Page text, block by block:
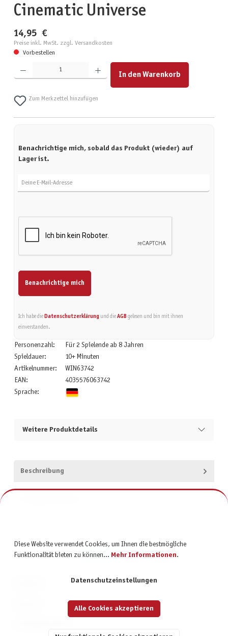
Cinematic Universe
14,95 €
Preise inkl. MwSt. zzgl. Versandkosten
Vorbestellen
Produkt Anzahl: Gib den gewünschten Wert ein oder benutze die Schaltflächen um die Anzahl zu
In den Warenkorb
Zum Merkzettel hinzufügen
Benachrichtige mich, sobald das Produkt (wieder) auf
Lager ist.
Benachrichtige mich
Ich habe die Datenschutzerklärungund die AGBgelesen und bin mit ihnen
einverstanden.
Personenzahl:
Für 2 Spielende ab 8 Jahren
Spieldauer:
10+ Minuten
Artikelnummer:
WIN63742
EAN:
4035576063742
Sprache:
Weitere Produktdetails
Beschreibung
Diese Website verwendet Cookies, um Ihnen die bestmögliche
Funktionalität bieten zu können... Mehr Informationen.
Datenschutzeinstellungen
Alle Cookies akzeptieren